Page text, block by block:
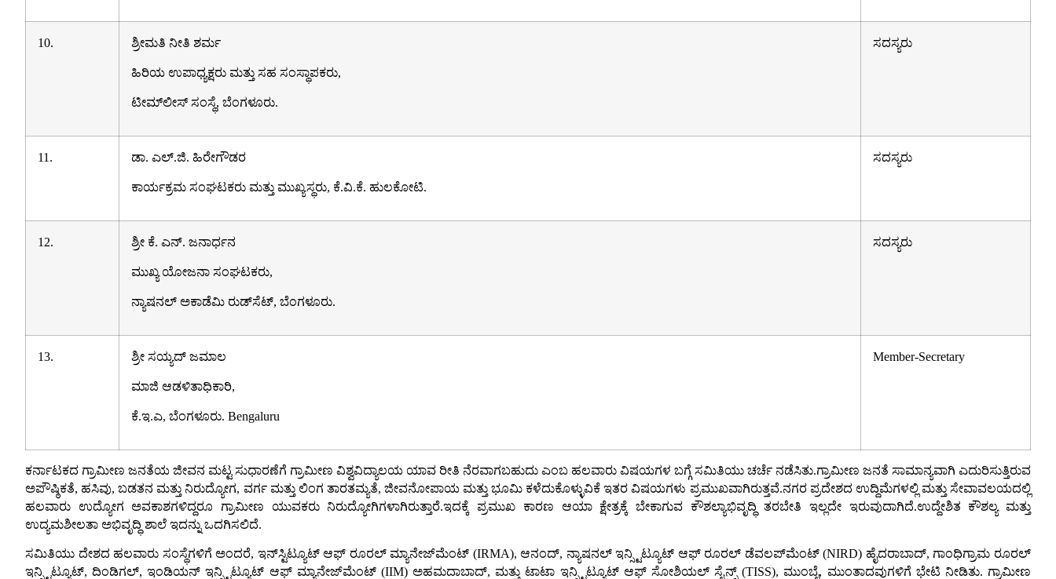
10. ಶ್ರೀಮತಿ ನೀತಿ ಶರ್ಮ
ಹಿರಿಯ ಉಪಾಧ್ಯಕ್ಷರು ಮತ್ತು ಸಹ ಸಂಸ್ಥಾಪಕರು,
ಟೀಮ್‌ಲೀಸ್ ಸಂಸ್ಥೆ, ಬೆಂಗಳೂರು.
ಸದಸ್ಯರು
11. ಡಾ. ಎಲ್.ಜಿ. ಹಿರೇಗೌಡರ
ಕಾರ್ಯಕ್ರಮ ಸಂಘಟಕರು ಮತ್ತು ಮುಖ್ಯಸ್ಥರು, ಕೆ.ವಿ.ಕೆ. ಹುಲಕೋಟಿ.
ಸದಸ್ಯರು
12. ಶ್ರೀ ಕೆ. ಎನ್. ಜನಾರ್ಧನ
ಮುಖ್ಯ ಯೋಜನಾ ಸಂಘಟಕರು,
ನ್ಯಾಷನಲ್ ಅಕಾಡೆಮಿ ರುಡ್‌ಸೆಟ್, ಬೆಂಗಳೂರು.
ಸದಸ್ಯರು
13. ಶ್ರೀ ಸಯ್ಯದ್ ಜಮಾಲ
ಮಾಜಿ ಆಡಳಿತಾಧಿಕಾರಿ,
ಕೆ.ಇ.ಎ, ಬೆಂಗಳೂರು. Bengaluru
Member-Secretary
ಕರ್ನಾಟಕದ ಗ್ರಾಮೀಣ ಜನತೆಯ ಜೀವನ ಮಟ್ಟ ಸುಧಾರಣೆಗೆ ಗ್ರಾಮೀಣ ವಿಶ್ವವಿದ್ಯಾಲಯ ಯಾವ ರೀತಿ ನೆರವಾಗಬಹುದು ಎಂಬ ಹಲವಾರು ವಿಷಯಗಳ ಬಗ್ಗೆ ಸಮಿತಿಯು ಚರ್ಚೆ ನಡೆಸಿತು.ಗ್ರಾಮೀಣ ಜನತೆ ಸಾಮಾನ್ಯವಾಗಿ ಎದುರಿಸುತ್ತಿರುವ
ಅಪೌಷ್ಠಿಕತೆ, ಹಸಿವು, ಬಡತನ ಮತ್ತು ನಿರುದ್ಯೋಗ, ವರ್ಗ ಮತ್ತು ಲಿಂಗ ತಾರತಮ್ಯತೆ, ಜೀವನೋಪಾಯ ಮತ್ತು ಭೂಮಿ ಕಳೆದುಕೊಳ್ಳುವಿಕೆ ಇತರ ವಿಷಯಗಳು ಪ್ರಮುಖವಾಗಿರುತ್ತವೆ.ನಗರ ಪ್ರದೇಶದ ಉದ್ದಿಮೆಗಳಲ್ಲಿ ಮತ್ತು ಸೇವಾವಲಯದಲ್ಲಿ
ಹಲವಾರು ಉದ್ಯೋಗ ಅವಕಾಶಗಳಿದ್ದರೂ ಗ್ರಾಮೀಣ ಯುವಕರು ನಿರುದ್ಯೋಗಿಗಳಾಗಿರುತ್ತಾರೆ.ಇದಕ್ಕೆ ಪ್ರಮುಖ ಕಾರಣ ಆಯಾ ಕ್ಷೇತ್ರಕ್ಕೆ ಬೇಕಾಗುವ ಕೌಶಲ್ಯಾಭಿವೃದ್ಧಿ ತರಬೇತಿ ಇಲ್ಲದೇ ಇರುವುದಾಗಿದೆ.ಉದ್ದೇಶಿತ ಕೌಶಲ್ಯ ಮತ್ತು
ಉದ್ಯಮಶೀಲತಾ ಅಭಿವೃದ್ಧಿ ಶಾಲೆ ಇದನ್ನು ಒದಗಿಸಲಿದೆ.
ಸಮಿತಿಯು ದೇಶದ ಹಲವಾರು ಸಂಸ್ಥೆಗಳಿಗೆ ಅಂದರೆ, ಇನ್‌ಸ್ಟಿಟ್ಯೂಟ್ ಆಫ್ ರೂರಲ್ ಮ್ಯಾನೇಜ್‌ಮೆಂಟ್ (IRMA), ಆನಂದ್, ನ್ಯಾಷನಲ್ ಇನ್ಸ್ಟಿಟ್ಯೂಟ್ ಆಫ್ ರೂರಲ್ ಡೆವಲಪ್‌ಮೆಂಟ್ (NIRD) ಹೈದರಾಬಾದ್, ಗಾಂಧಿಗ್ರಾಮ ರೂರಲ್
ಇನ್ಸ್ಟಿಟ್ಯೂಟ್, ದಿಂಡಿಗಲ್, ಇಂಡಿಯನ್ ಇನ್ಸ್ಟಿಟ್ಯೂಟ್ ಆಫ್ ಮ್ಯಾನೇಜ್‌ಮೆಂಟ್ (IIM) ಅಹಮದಾಬಾದ್, ಮತ್ತು ಟಾಟಾ ಇನ್ಸ್ಟಿಟ್ಯೂಟ್ ಆಫ್ ಸೋಶಿಯಲ್ ಸೈನ್ಸ್ (TISS), ಮುಂಬೈ, ಮುಂತಾದವುಗಳಿಗೆ ಭೇಟಿ ನೀಡಿತು. ಗ್ರಾಮೀಣ